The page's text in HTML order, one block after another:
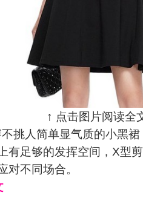
↑ 点击图片阅读全
人简单显气质的小黑裙
有足够的发挥空间，X型
对不同场合。